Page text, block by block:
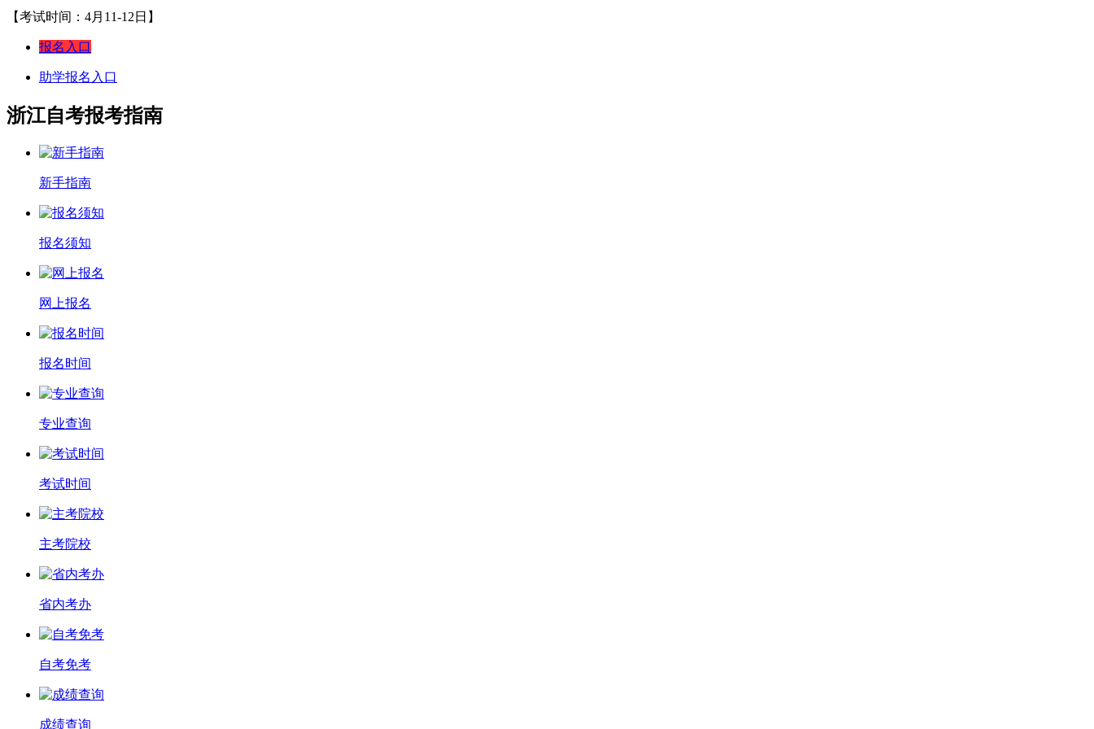
【考试时间：4月11-12日】
报名入口
助学报名入口
浙江自考报考指南
新手指南
报名须知
网上报名
报名时间
专业查询
考试时间
主考院校
省内考办
自考免考
成绩查询